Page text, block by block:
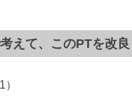
えて、このPTを改